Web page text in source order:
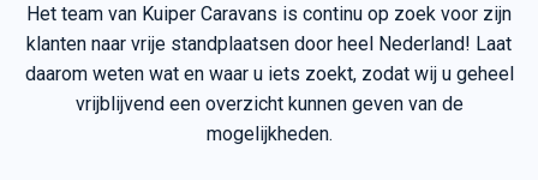
Het team van Kuiper Caravans is continu op zoek voor zijn
klanten naar vrije standplaatsen door heel Nederland! Laat
daarom weten wat en waar u iets zoekt, zodat wij u geheel
vrijblijvend een overzicht kunnen geven van de
mogelijkheden.